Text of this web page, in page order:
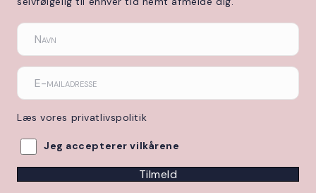
Læs vores privatlivspolitik
Jeg accepterer vilkårene
Tilmeld